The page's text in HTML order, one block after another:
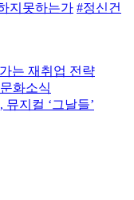
지못하는가 #정신건
는 재취업 전략
화소식
지컬 ‘그날들’